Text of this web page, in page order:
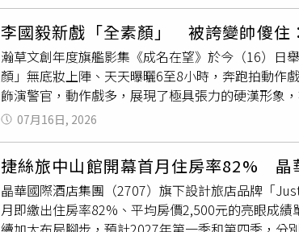
暖的守護與支持」，分享成為父親後的幸福與期待
士。松下洸平是日本近年備受矚目的實力派演員之
義推出作品。2009年，他透過音樂劇《GLORY
到大眾矚目的契機，是2019年出演NHK晨間劇《
郎」，細膩詮釋角色內心世界，獲得觀眾高度評價
平第4次參加NHK晨間劇試鏡後成功爭取而來，對
音樂節目主持工作，展現跨領域發展能力。近年來
以及2024年NHK大河劇《致光之君》等。他也憑藉
Me》，並於2019年獲得讀賣演劇大獎「杉村春子
平正在NHK大河劇《豐臣兄弟！》中飾演日本戰國
李國毅新戲「全素顏」 被誇變帥傻住
瀚草文創年度旗艦影集《成名在望》於今（16）日
顏」無底妝上陣、天天曝曬6至8小時，奔跑拍動作
飾演警官，動作戲多，展現了極具張力的硬漢形象
這部戲可以說是全素顏上陣，開拍初期原本有化妝
脆不畫了！」且不化妝反而能晚點到現場，省去
印象深刻。他透露，開拍前身材本來滿壯的，但天
11%。多年前曾與製作人湯昇榮（湯哥）合作《麻
折，經過多年又有機會合作，我很想用表現回饋湯
07月16日, 2026
捷絲旅中山館開幕首月住房率82% 晶
晶華國際酒店集團（2707）旗下設計旅店品牌「
月即繳出住房率82%、平均房價2,500元的亮眼成